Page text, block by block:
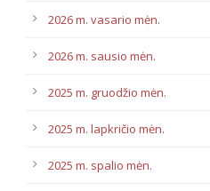
2026 m. vasario mėn.
2026 m. sausio mėn.
2025 m. gruodžio mėn.
2025 m. lapkričio mėn.
2025 m. spalio mėn.